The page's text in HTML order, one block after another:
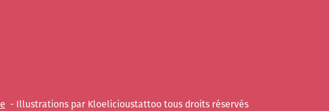
- Illustrations par Kloelicioustattoo tous droits réservés